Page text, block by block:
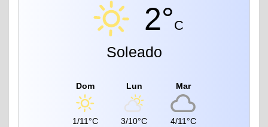
2°C
Soleado
Dom
1/11°C
Lun
3/10°C
Mar
4/11°C